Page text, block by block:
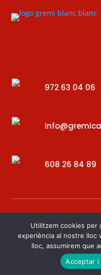
972 63 04 06
608 26 84 89
Utilitzem cookies per
experiència al nostre lloc
lloc, assumirem que
Acceptar i